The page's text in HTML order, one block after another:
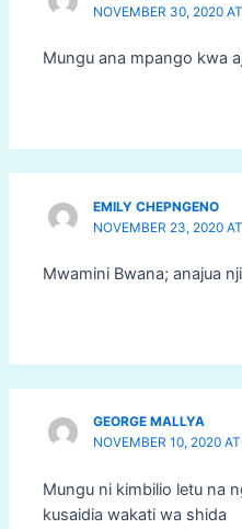
NOVEMBER 30, 2020
Mungu ana mpango kwa
EMILY CHEPNGENO
NOVEMBER 23, 2020
Mwamini Bwana; anajua
GEORGE MALLYA
NOVEMBER 10, 2020
Mungu ni kimbilio letu na
kusaidia wakati wa shida